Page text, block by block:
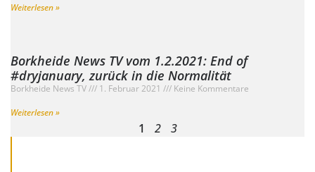
Weiterlesen »
Borkheide News TV vom 1.2.2021: End of
#dryjanuary​, zurück in die Normalität
Borkheide News TV 1. Februar 2021
Keine Kommentare
Weiterlesen »
1 2 3